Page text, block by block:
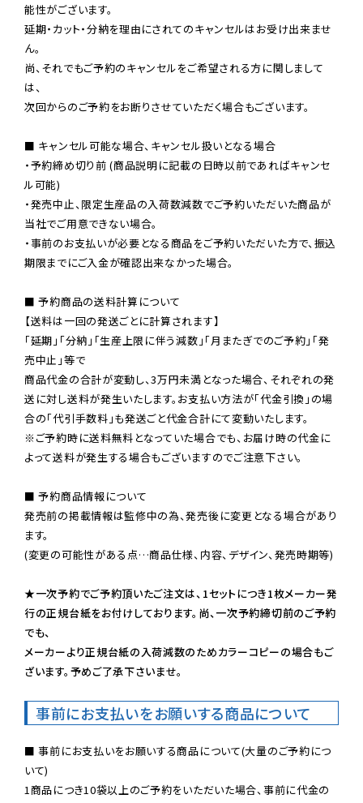
能性がございます。
延期・カット・分納を理由にされてのキャンセルはお受け出来ませ
ん。
尚、それでもご予約のキャンセルをご希望される方に関しまして
は、
次回からのご予約をお断りさせていただく場合もございます。
■ キャンセル可能な場合、キャンセル扱いとなる場合
・予約締め切り前 (商品説明に記載の日時以前であればキャンセ
ル可能)
・発売中止、限定生産品の入荷数減数でご予約いただいた商品が
当社でご用意できない場合。
・事前のお支払いが必要となる商品をご予約いただいた方で、振込
期限までにご入金が確認出来なかった場合。
■ 予約商品の送料計算について
【送料は一回の発送ごとに計算されます】
「延期」「分納」「生産上限に伴う減数」「月またぎでのご予約」「発
売中止」等で
商品代金の合計が変動し、3万円未満となった場合、それぞれの発
送に対し送料が発生いたします。お支払い方法が「代金引換」の場
※ご予約時に送料無料となっていた場合でも、お届け時の代金に
よって送料が発生する場合もございますのでご注意下さい。
■ 予約商品情報について
発売前の掲載情報は監修中の為、発売後に変更となる場合があり
ます。
(変更の可能性がある点…商品仕様、内容、デザイン、発売時期等)
★一次予約でご予約頂いたご注文は、1セットにつき1枚メーカー発
行の正規台紙をお付けしております。尚、一次予約締切前のご予約
でも、
メーカーより正規台紙の入荷減数のためカラーコピーの場合もご
ざいます。予めご了承下さいませ。
事前にお支払いをお願いする商品について
■ 事前にお支払いをお願いする商品について(大量のご予約につ
いて)
1商品につき10袋以上のご予約をいただいた場合、事前に代金の